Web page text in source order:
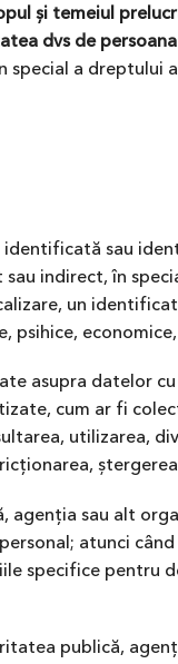
și temeiul
dvs de
a dreptului
sau
indirect, în
un
asupra datelor
cum ar fi
utilizarea,
sau alt
atunci
specifice pentru
publică,